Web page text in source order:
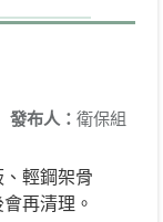
發布人： 衛保組
輕鋼架骨
再清理。